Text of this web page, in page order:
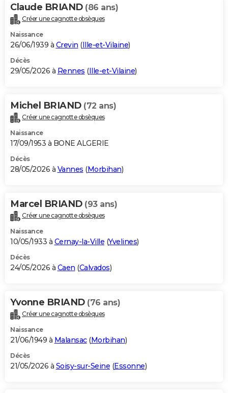
Claude BRIAND (86 ans)
Créer une cagnotte obsèques
Naissance
26/06/1939 à Crevin (Ille-et-Vilaine)
Décès
29/05/2026 à Rennes (Ille-et-Vilaine)
Michel BRIAND (72 ans)
Créer une cagnotte obsèques
Naissance
17/09/1953 à BONE ALGERIE
Décès
28/05/2026 à Vannes (Morbihan)
Marcel BRIAND (93 ans)
Créer une cagnotte obsèques
Naissance
10/05/1933 à Cernay-la-Ville (Yvelines)
Décès
24/05/2026 à Caen (Calvados)
Yvonne BRIAND (76 ans)
Créer une cagnotte obsèques
Naissance
21/06/1949 à Malansac(Morbihan)
Décès
21/05/2026 à Soisy-sur-Seine (Essonne)